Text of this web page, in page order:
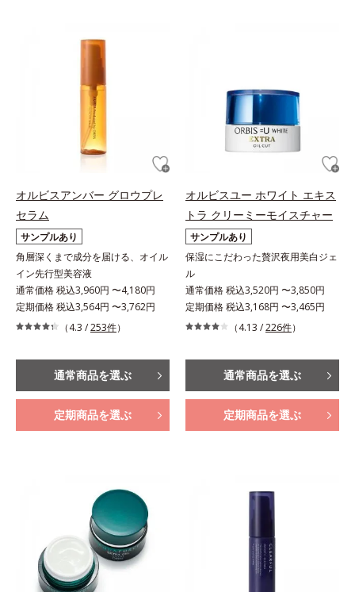
オルビスアンバー グロウプレ
セラム
サンプルあり
角層深くまで成分を届ける、オイル
イン先行型美容液
通常価格 税込3,960円 〜4,180円
定期価格 税込3,564円 〜3,762円
（4.3 /253件）
通常商品を選ぶ
定期商品を選ぶ
オルビスユー ホワイト エキス
トラ クリーミーモイスチャー
サンプルあり
保湿にこだわった贅沢夜用美白ジェ
ル
通常価格 税込3,520円 〜3,850円
定期価格 税込3,168円 〜3,465円
（4.13 /226件）
通常商品を選ぶ
定期商品を選ぶ